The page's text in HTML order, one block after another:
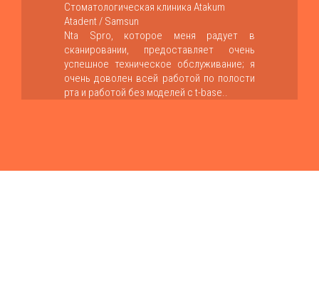
Стоматологическая клиника Atakum
Atadent / Samsun
Nta Spro, которое меня радует в
сканировании, предоставляет очень
успешное техническое обслуживание; я
очень доволен всей работой по полости
рта и работой без моделей с t-base..